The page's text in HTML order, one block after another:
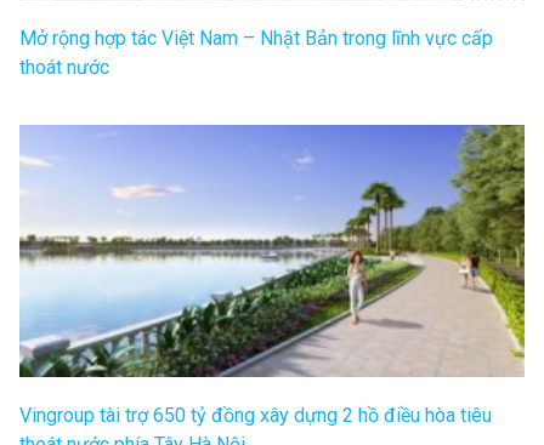
Mở rộng hợp tác Việt Nam – Nhật Bản trong lĩnh vực cấp
thoát nước
Vingroup tài trợ 650 tỷ đồng xây dựng 2 hồ điều hòa tiêu